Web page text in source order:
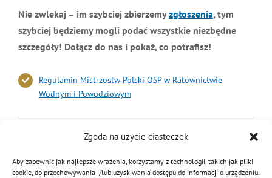
Zgoda na użycie ciasteczek
Aby zapewnić jak najlepsze wrażenia, korzystamy z technologii, takich jak pliki
cookie, do przechowywania i/lub uzyskiwania dostępu do informacji o urządzeniu.
Nie zwlekaj – im szybciej zbierzemyzgłoszenia, tym
szybciej będziemy mogli podać wszystkie niezbędne
szczegóły! Dołącz do nas i pokaż, co potrafisz!
Regulamin Mistrzostw Polski OSP w Ratownictwie
Wodnym i Powodziowym